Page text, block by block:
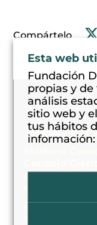
Compártelo
ÚLTIMOS POSTS
El final de la
de Bioética
Lo que los
enseñar a la
Esta web
Fundación
propias y de
análisis
sitio web y
tus hábitos
información: